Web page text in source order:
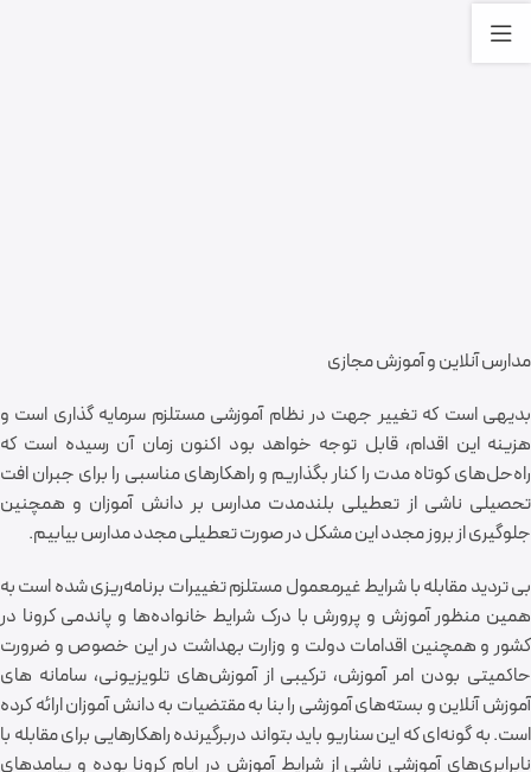
مدارس آنلاین و آموزش مجازی
بدیهی است که تغییر جهت در نظام آموزشی مستلزم سرمایه گذاری است و
هزینه این اقدام، قابل توجه خواهد بود اکنون زمان آن رسیده است که
راه‌حل‌های کوتاه مدت را کنار بگذاریم و راهکار‌های مناسبی را برای جبران افت
تحصیلی ناشی از تعطیلی بلندمدت مدارس بر دانش آموزان و همچنین
جلوگیری از بروز مجدد این مشکل در صورت تعطیلی مجدد مدارس بیابیم.
بی تردید مقابله با شرایط غیرمعمول مستلزم تغییرات برنامه‌ریزی شده است به
همین منظور آموزش و پرورش با درک شرایط خانواده‌ها و پاندمی کرونا در
کشور و همچنین اقدامات دولت و وزارت بهداشت در این خصوص و ضرورت
حاکمیتی بودن امر آموزش، ترکیبی از آموزش‌های تلویزیونی، سامانه های
آموزش آنلاین و بسته‌های آموزشی را بنا به مقتضیات به دانش آموزان ارائه کرده
است. به گونه‌ای که این سناریو باید بتواند دربرگیرنده راهکار‌هایی برای مقابله با
نابرابری‌های آموزشی ناشی از شرایط آموزش در ایام کرونا بوده و پیامد‌های